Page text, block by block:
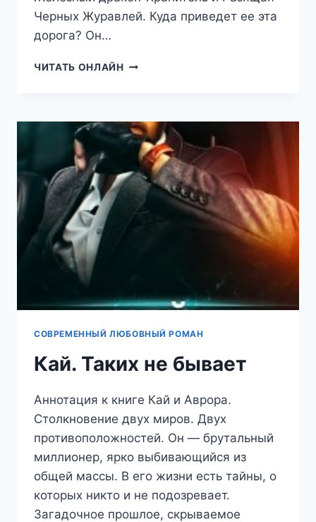
Черных Журавлей. Куда приведет ее эта
дорога? Он…
ЧИТАТЬ ОНЛАЙН ПРИНЦЕССА
СОВРЕМЕННЫЙ ЛЮБОВНЫЙ РОМАН
Кай. Таких не бывает
Аннотация к книге Кай и Аврора.
Столкновение двух миров. Двух
противоположностей. Он — брутальный
миллионер, ярко выбивающийся из
общей массы. В его жизни есть тайны, о
которых никто и не подозревает.
Загадочное прошлое, скрываемое